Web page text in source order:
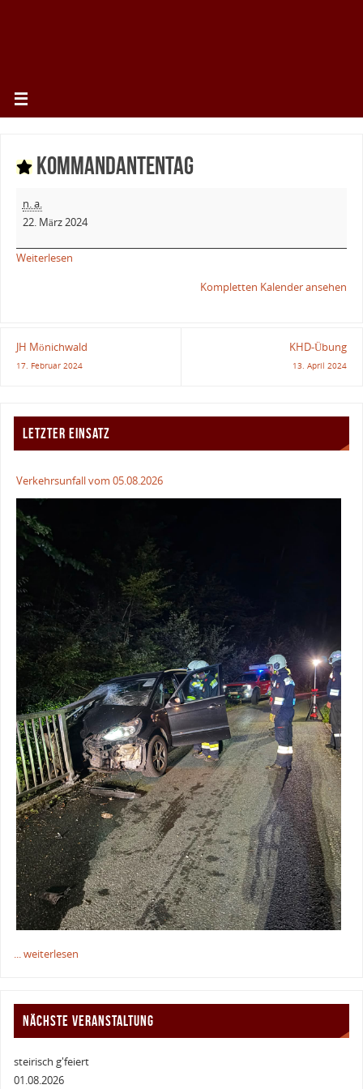
Kommandantentag
n. a.
22. März 2024
Weiterlesen
Kompletten Kalender ansehen
JH Mönichwald
17. Februar 2024
KHD-Übung
13. April 2024
LETZTER EINSATZ
Verkehrsunfall vom 05.08.2026
... weiterlesen
NÄCHSTE VERANSTALTUNG
steirisch g'feiert
01.08.2026